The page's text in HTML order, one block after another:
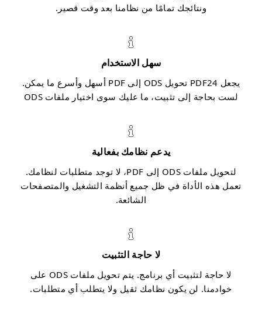
ونتائجك تمامًا من نظامنا بعد وقت قصير.
سهل الاستخدام
يجعل PDF24 تحويل ODS إلى PDF أسهل وأسرع ما يمكن.
لست بحاجة إلى تثبيت، ما عليك سوى اختيار ملفات ODS
يدعم نظامك بفعالية
لتحويل ملفات ODS إلى PDF، لا توجد متطلبات لنظامك.
تعمل هذه الأداة في ظل جميع أنظمة التشغيل والمتصفحات
الشائعة.
لا حاجة التثبيت
لا حاجة لتثبيت أي برنامج. يتم تحويل ملفات ODS على
خوادمنا. لن يكون نظامك ثقيل ولا يتطلب أي متطلبات.